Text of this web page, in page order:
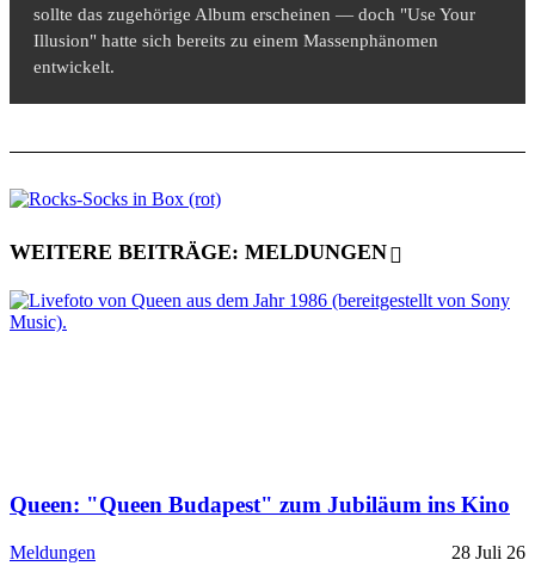
sollte das zugehörige Album erscheinen — doch "Use Your
Illusion" hatte sich bereits zu einem Massenphänomen
entwickelt.
WEITERE BEITRÄGE: MELDUNGEN
Queen: "Queen Budapest" zum Jubiläum ins Kino
Meldungen 28 Juli 26